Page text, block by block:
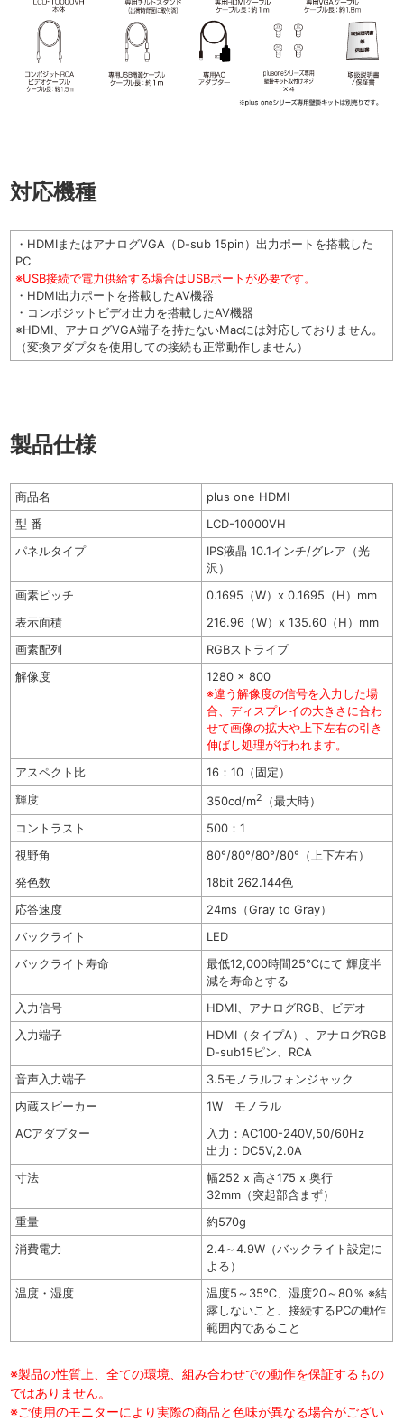
対応機種
・HDMIまたはアナログVGA（D-sub 15pin）出力ポートを搭載した
PC
※USB接続で電力供給する場合はUSBポートが必要です。
・HDMI出力ポートを搭載したAV機器
・コンポジットビデオ出力を搭載したAV機器
※HDMI、アナログVGA端子を持たないMacには対応しておりません。
（変換アダプタを使用しての接続も正常動作しません）
製品仕様
商品名
plus one HDMI
型 番
LCD-10000VH
パネルタイプ
IPS液晶 10.1インチ/グレア（光
沢）
画素ピッチ
0.1695（W）x 0.1695（H）mm
表示面積
216.96（W）x 135.60（H）mm
画素配列
RGBストライプ
解像度
1280 x 800
※違う解像度の信号を入力した場
合、ディスプレイの大きさに合わ
せて画像の拡大や上下左右の引き
伸ばし処理が行われます。
アスペクト比
16：10（固定）
輝度
350cd/m2
（最大時）
コントラスト
500：1
視野角
80°/80°/80°/80°（上下左右）
発色数
18bit 262.144色
応答速度
24ms（Gray to Gray）
バックライト
LED
バックライト寿命
最低12,000時間25℃にて 輝度半
減を寿命とする
入力信号
HDMI、アナログRGB、ビデオ
入力端子
HDMI（タイプA）、アナログRGB
D-sub15ピン、RCA
音声入力端子
3.5モノラルフォンジャック
内蔵スピーカー
1W モノラル
ACアダプター
入力：AC100-240V,50/60Hz
出力：DC5V,2.0A
寸法
幅252 x 高さ175 x 奥行
32mm（突起部含まず）
重量
約570g
消費電力
2.4～4.9W（バックライト設定に
よる）
温度・湿度
温度5～35℃、湿度20～80％ ※結
露しないこと、接続するPCの動作
範囲内であること
※製品の性質上、全ての環境、組み合わせでの動作を保証するもの
ではありません。
※ご使用のモニターにより実際の商品と色味が異なる場合がござい